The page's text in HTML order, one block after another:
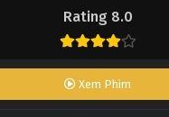
Rating 8.0
Xem Phim